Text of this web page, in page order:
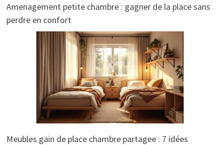
Amenagement petite chambre : gagner de la place sans
perdre en confort
Meubles gain de place chambre partagee : 7 idées